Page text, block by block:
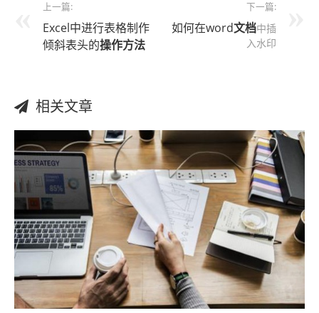
上一篇:
Excel中进行表格制作
倾斜表头的操作方法
下一篇:
如何在word文档中插
入水印
相关文章